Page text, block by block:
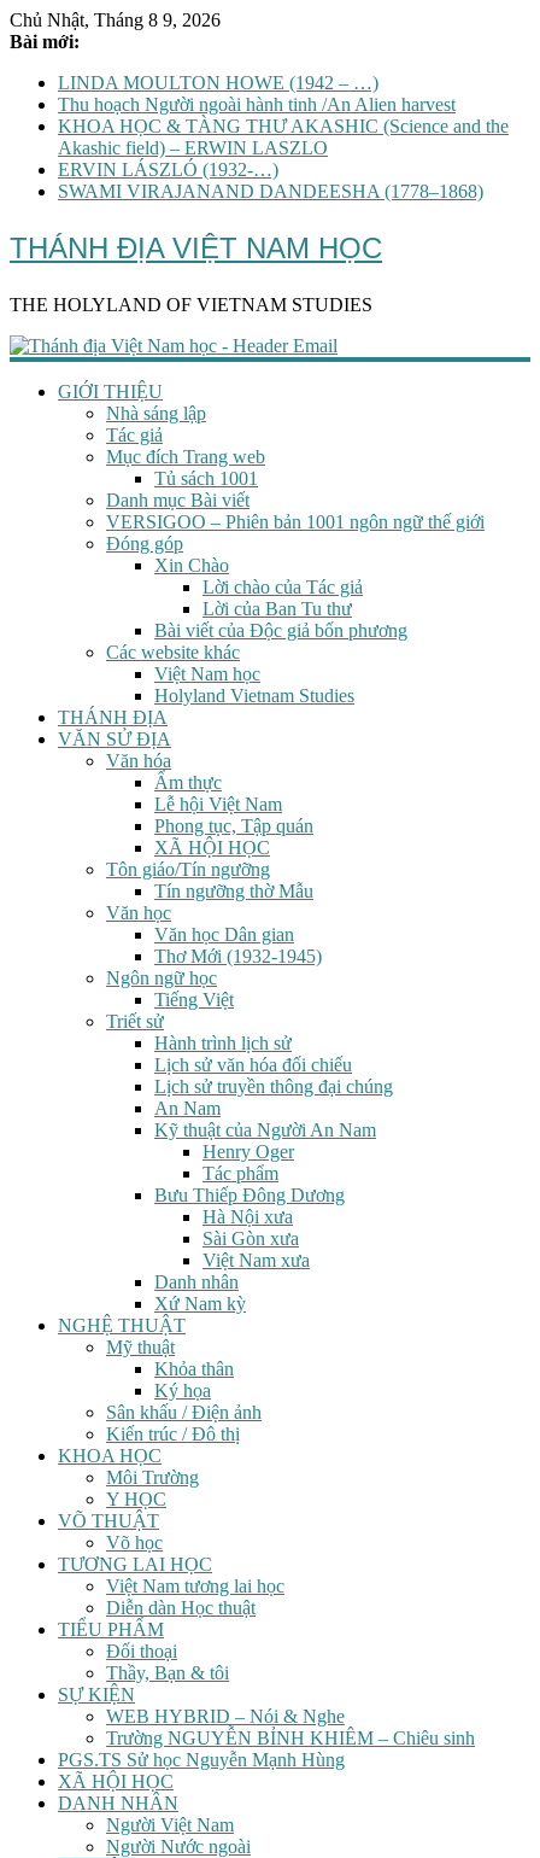
Chủ Nhật, Tháng 8 9, 2026
Bài mới:
LINDA MOULTON HOWE (1942 – …)
Thu hoạch Người ngoài hành tinh /An Alien harvest
KHOA HỌC & TÀNG THƯ AKASHIC (Science and the
Akashic field) – ERWIN LASZLO
ERVIN LÁSZLÓ (1932-…)
SWAMI VIRAJANAND DANDEESHA (1778–1868)
THÁNH ĐỊA VIỆT NAM HỌC
THE HOLYLAND OF VIETNAM STUDIES
GIỚI THIỆU
Nhà sáng lập
Tác giả
Mục đích Trang web
Tủ sách 1001
Danh mục Bài viết
VERSIGOO – Phiên bản 1001 ngôn ngữ thế giới
Đóng góp
Xin Chào
Lời chào của Tác giả
Lời của Ban Tu thư
Bài viết của Độc giả bốn phương
Các website khác
Việt Nam học
Holyland Vietnam Studies
THÁNH ĐỊA
VĂN SỬ ĐỊA
Văn hóa
Ẩm thực
Lễ hội Việt Nam
Phong tục, Tập quán
XÃ HỘI HỌC
Tôn giáo/Tín ngưỡng
Tín ngưỡng thờ Mẫu
Văn học
Văn học Dân gian
Thơ Mới (1932-1945)
Ngôn ngữ học
Tiếng Việt
Triết sử
Hành trình lịch sử
Lịch sử văn hóa đối chiếu
Lịch sử truyền thông đại chúng
An Nam
Kỹ thuật của Người An Nam
Henry Oger
Tác phẩm
Bưu Thiếp Đông Dương
Hà Nội xưa
Sài Gòn xưa
Việt Nam xưa
Danh nhân
Xứ Nam kỳ
NGHỆ THUẬT
Mỹ thuật
Khỏa thân
Ký họa
Sân khấu / Điện ảnh
Kiến trúc / Đô thị
KHOA HỌC
Môi Trường
Y HỌC
VÕ THUẬT
Võ học
TƯƠNG LAI HỌC
Việt Nam tương lai học
Diễn dàn Học thuật
TIỂU PHẨM
Đối thoại
Thầy, Bạn & tôi
SỰ KIỆN
WEB HYBRID – Nói & Nghe
Trường NGUYỄN BỈNH KHIÊM – Chiêu sinh
PGS.TS Sử học Nguyễn Mạnh Hùng
XÃ HỘI HỌC
DANH NHÂN
Người Việt Nam
Người Nước ngoài